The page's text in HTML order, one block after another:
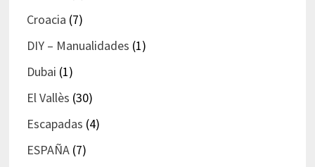
Croacia (7)
DIY – Manualidades (1)
Dubai (1)
El Vallès (30)
Escapadas (4)
ESPAÑA(7)